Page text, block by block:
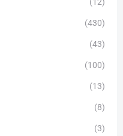
(430)
(43)
(100)
(13)
(8)
(3)